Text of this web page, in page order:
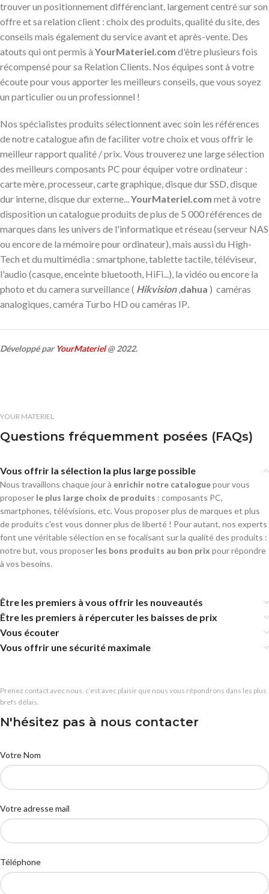
trouver un positionnement différenciant, largement centré sur son
offre et sa relation client : choix des produits, qualité du site, des
conseils mais également du service avant et après-vente. Des
atouts qui ont permis à YourMateriel.com d'être plusieurs fois
récompensé pour sa Relation Clients. Nos équipes sont à votre
écoute pour vous apporter les meilleurs conseils, que vous soyez
un particulier ou un professionnel !
Nos spécialistes produits sélectionnent avec soin les références
de notre catalogue afin de faciliter votre choix et vous offrir le
meilleur rapport qualité / prix. Vous trouverez une large sélection
des meilleurs composants PC pour équiper votre ordinateur :
carte mère, processeur, carte graphique, disque dur SSD, disque
dur interne, disque dur externe...YourMateriel.com met à votre
disposition un catalogue produits de plus de 5 000 références de
marques dans les univers de l'informatique et réseau (serveur NAS
ou encore de la mémoire pour ordinateur), mais aussi du High-
Tech et du multimédia : smartphone, tablette tactile, téléviseur,
l'audio (casque, enceinte bluetooth, HiFi...), la vidéo ou encore la
photo et du camera surveillance ( Hikvision,dahua ) caméras
analogiques, caméra Turbo HD ou caméras IP.
Développé par YourMateriel@ 2022.
YOUR MATERIEL
Questions fréquemment posées (FAQs)
Vous offrir la sélection la plus large possible
Nous travaillons chaque jour à enrichir notre cataloguepour vous
proposer le plus large choix de produits : composants PC,
smartphones, télévisions, etc. Vous proposer plus de marques et plus
de produits c'est vous donner plus de liberté ! Pour autant, nos experts
font une véritable sélection en se focalisant sur la qualité des produits :
notre but, vous proposer les bons produits au bon prix pour répondre
à vos besoins.
Être les premiers à vous offrir les nouveautés
Être les premiers à répercuter les baisses de prix
Vous écouter
Vous offrir une sécurité maximale
Prenez contact avec nous, c’est avec plaisir que nous vous répondrons dans les plus
brefs délais.
N'hésitez pas à nous contacter
Votre Nom
Votre adresse mail
Téléphone